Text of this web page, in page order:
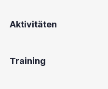
Aktivitäten
Training